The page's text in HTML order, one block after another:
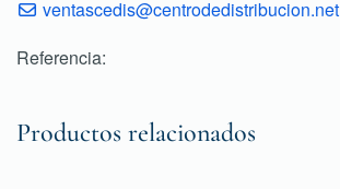
ventascedis@centrodedistribucion.net
Referencia:
Productos relacionados